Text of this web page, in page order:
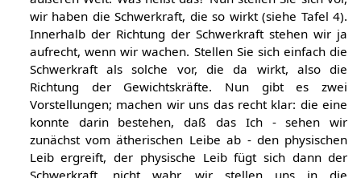
wir haben die Schwerkraft, die so wirkt (siehe Tafel 4).
Innerhalb der Richtung der Schwerkraft stehen wir ja
aufrecht, wenn wir wachen. Stellen Sie sich einfach die
Schwerkraft als solche vor, die da wirkt, also die
Richtung der Gewichtskräfte. Nun gibt es zwei
Vorstellungen; machen wir uns das recht klar: die eine
konnte darin bestehen, daß das Ich - sehen wir
zunächst vom ätherischen Leibe ab - den physischen
Leib ergreift, der physische Leib fügt sich dann der